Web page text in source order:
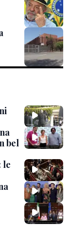
bel
le